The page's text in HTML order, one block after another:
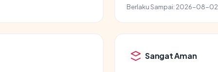
Berlaku Sampai: 2026-08-02
Sangat Aman